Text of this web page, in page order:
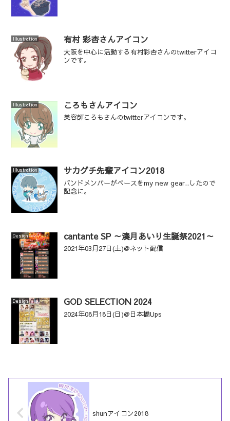
Illustration 有村 彩杏さんアイコン
大阪を中心に活動する有村彩杏さんのtwitterアイコ
ンです。
Illustration ころもさんアイコン
美容師ころもさんのtwitterアイコンです。
Illustration サカグチ先輩アイコン2018
バンドメンバーがベースをmy new gear..したので
記念に。
Design cantante SP ～湊月あいり生誕祭2021～
2021年03月27日(土)@ネット配信
Design GOD SELECTION 2024
2024年08月18日(日)@日本橋Ups
shunアイコン2018